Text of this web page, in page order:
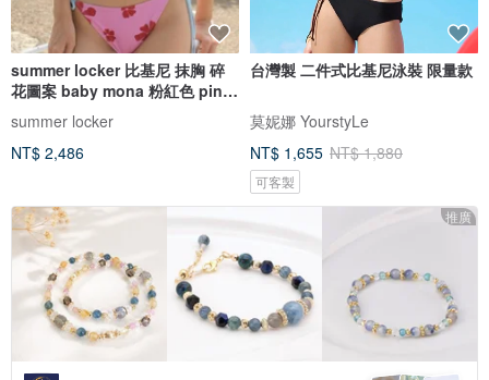
summer locker 比基尼 抹胸 碎
花圖案 baby mona 粉紅色 pink
summer locker
NT$ 2,486
台灣製 二件式比基尼泳裝 限量款
莫妮娜 YourstyLe
NT$ 1,655 NT$ 1,880
可客製
推廣